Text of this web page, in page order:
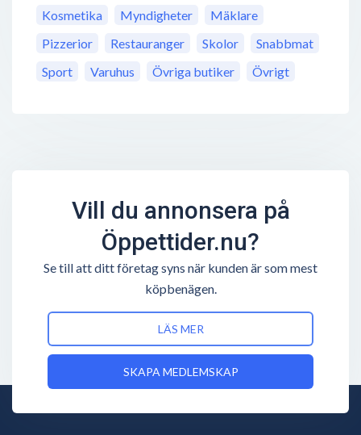
Kosmetika
Myndigheter
Mäklare
Pizzerior
Restauranger Skolor
Snabbmat
Sport
Varuhus Övriga butiker Övrigt
Vill du annonsera på
Öppettider.nu?
Se till att ditt företag syns när kunden är som mest
köpbenägen.
LÄS MER
SKAPA MEDLEMSKAP